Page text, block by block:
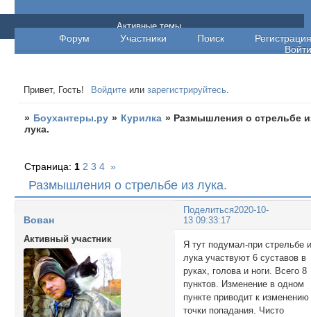
Боухантеры.ру
Форум Участники Поиск
Регистрация
Войти
Активные темы
Привет, Гость! Войдите илизарегистрируйтесь.
» Боухантеры.ру » Курилка » Размышления о стрельбе
лука.
Размышления о стрельбе из лука.
Страница: 1 2 3 4 »
Поделиться2020-10-
13 09:33:17
Вован
Активный участник
Я тут подумал-при стрельбе
лука участвуют 6 суставов в
руках, голова и ноги. Всего 8
пунктов. Изменение в одном
пункте приводит к изменению
точки попадания. Чисто